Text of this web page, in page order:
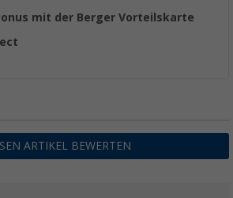
mit der Berger Vorteilskarte
ARTIKEL BEWERTEN